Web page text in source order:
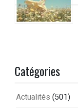
Catégories
Actualités (501)